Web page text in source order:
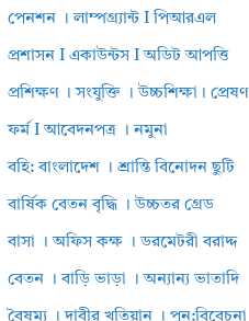
পেনশন । লাম্পগ্র্যান্ট I পিআরএল
প্রশাসন I একাউন্টস I অডিট আপত্তি
প্রশিক্ষণ । সংযুক্তি । উচ্চশিক্ষা। প্রেষণ
ফর্ম I আবেদনপত্র । নমুনা
বহি: বাংলাদেশ । শ্রান্তি বিনোদন ছুটি
বার্ষিক বেতন বৃদ্ধি । উচ্চতর গ্রেড
বাসা । অফিস কক্ষ । ডরমেটরী বরাদ্দ
বেতন । বাড়ি ভাড়া । অন্যান্য ভাতাদি
বৈষম্য । দাবীর খতিয়ান । পুন:বিবেচনা